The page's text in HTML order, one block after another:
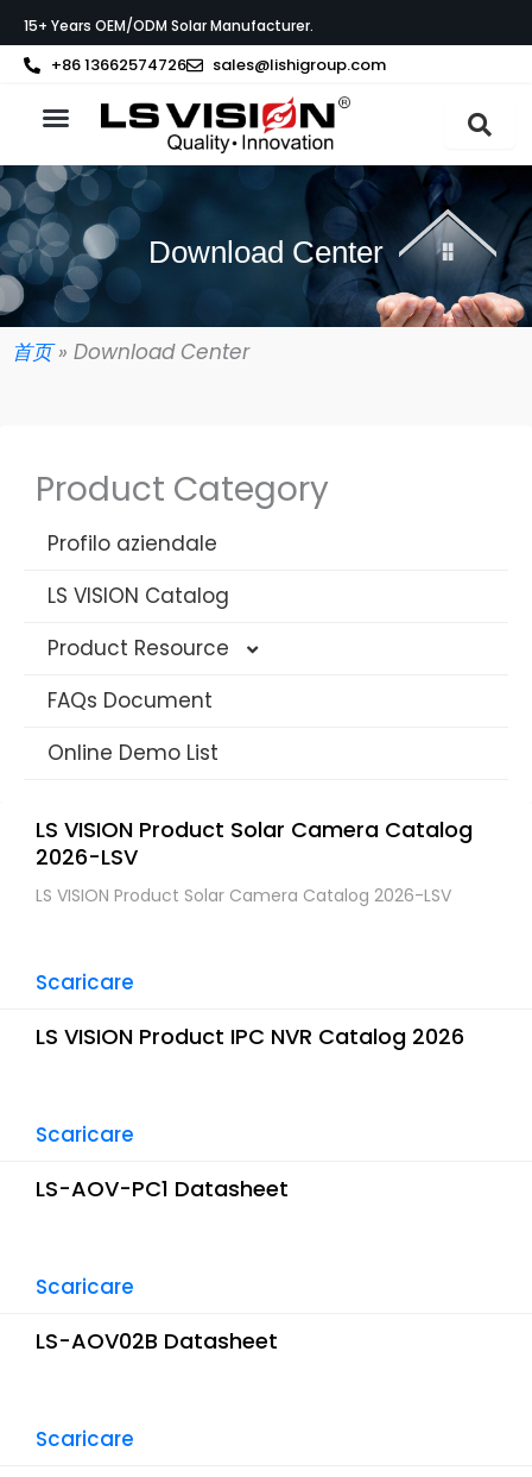
al
contenuto
15+ Years OEM/ODM Solar Manufacturer.
+86 13662574726 sales@lishigroup.com
Download Center
首页» Download Center
Product Category
Profilo aziendale
LS VISION Catalog
Product Resource
4G Solar Datasheet
WIFI Solar Camera Datasheet
Long Range PTZ Camera
Telecamera di sicurezza IP AI
Telecamera da caccia
FAQs Document
Online Demo List
LS VISION Product Solar Camera Catalog
2026-LSV
LS VISION Product Solar Camera Catalog 2026-LSV
Scaricare
LS VISION Product IPC NVR Catalog 2026
Scaricare
LS-AOV-PC1 Datasheet
Scaricare
LS-AOV02B Datasheet
Scaricare